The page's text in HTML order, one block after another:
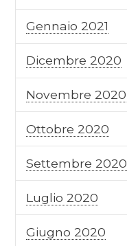
Gennaio 2021
Dicembre 2020
Novembre 2020
Ottobre 2020
Settembre 2020
Luglio 2020
Giugno 2020